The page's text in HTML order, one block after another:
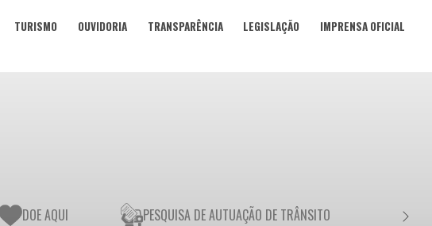
TURISMO OUVIDORIA TRANSPARÊNCIA LEGISLAÇÃO IMPRENSA OFICIAL
DOE AQUI PESQUISA DE AUTUAÇÃO DE TRÂNSITO